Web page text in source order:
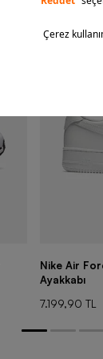
Nike Air
Ayakkabı
7.199,90 TL